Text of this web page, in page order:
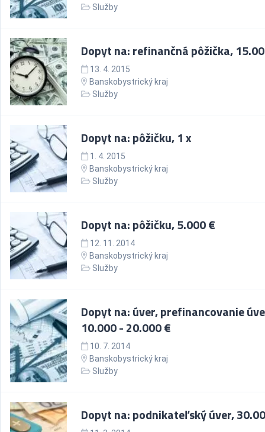
Služby
Dopyt na: refinančná pôžička,
13. 4. 2015
Banskobystrický kraj
Služby
Dopyt na: pôžičku, 1 x
1. 4. 2015
Banskobystrický kraj
Služby
Dopyt na: pôžičku, 5.000 €
12. 11. 2014
Banskobystrický kraj
Služby
Dopyt na: úver, prefinancovanie
10.000 - 20.000 €
10. 7. 2014
Banskobystrický kraj
Služby
Dopyt na: podnikateľský úver,